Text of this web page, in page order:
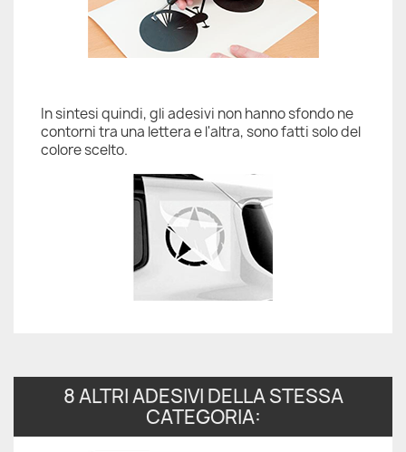
In sintesi quindi, gli adesivi non hanno sfondo ne
contorni tra una lettera e l'altra, sono fatti solo del
colore scelto.
8 ALTRI ADESIVI DELLA STESSA
CATEGORIA: